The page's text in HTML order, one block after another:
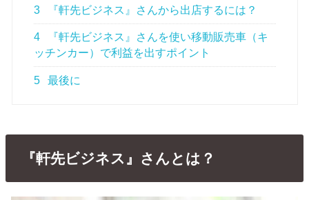
3 『軒先ビジネス』さんから出店するには？
4
『軒先ビジネス』さんを使い移動販売車（キ
ッチンカー）で利益を出すポイント
5 最後に
『軒先ビジネス』さんとは？